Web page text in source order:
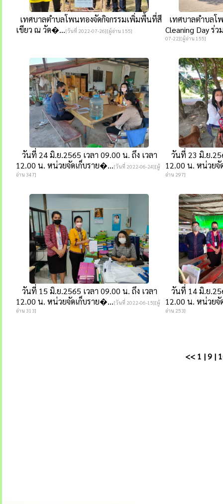
เทศบาลตำบลโพนทองจัดกิจกรรมเพิ่มพื้นที่สี
เขียว ณ วัด�...[วันที่ 2022-07-26][ผู้อ่าน 155]
เทศบาลตำบลโ
Cleaning Day ร่
07-22][ผู้อ่าน 155]
วันที่ 24 มิ.ย.2565 เวลา 09.00 น. ถึง เวลา
12.00 น. หน่วยจัดเก็บราย�...[วันที่ 2022-06-24][ผู้
อ่าน 347]
วันที่ 23 มิ.ย
12.00 น. หน่วยจั
อ่าน 297]
วันที่ 15 มิ.ย.2565 เวลา 09.00 น. ถึง เวลา
12.00 น. หน่วยจัดเก็บราย�...[วันที่ 2022-06-15][ผู้
อ่าน 313]
วันที่ 14 มิ.ย
12.00 น. หน่วยจั
อ่าน 253]
<< 1 |9 |